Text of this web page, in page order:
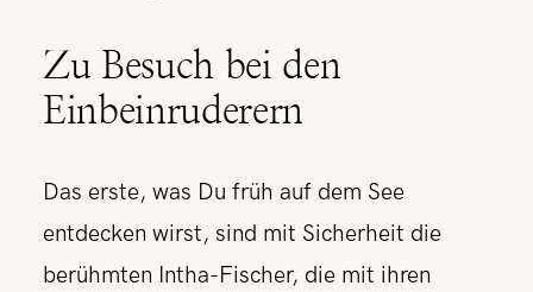
Zu Besuch bei den
Einbeinruderern
Das erste, was Du früh auf dem See
entdecken wirst, sind mit Sicherheit die
berühmten Intha-Fischer, die mit ihren